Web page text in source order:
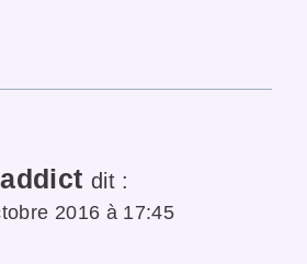
dit :
2016 à 17:45